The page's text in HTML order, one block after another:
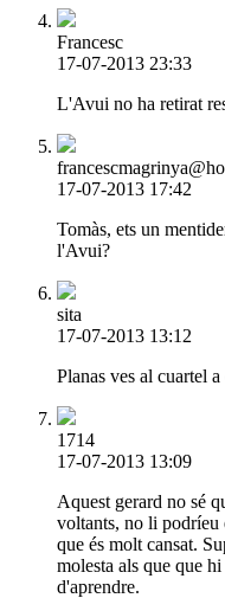
Francesc
17-07-2013 23:33
L'Avui no ha retirat
17-07-2013 17:42
Tomàs, ets un
l'Avui?
sita
17-07-2013 13:12
Planas ves al cuartel
1714
17-07-2013 13:09
Aquest gerard no sé
voltants, no li podríeu
que és molt cansat.
molesta als que que
d'aprendre.